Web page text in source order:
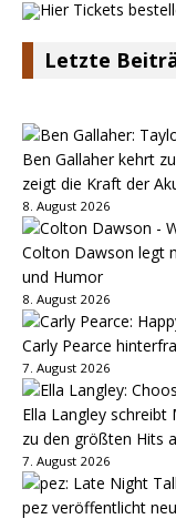
Letzte
Ben Gallaher kehrt
zeigt die Kraft der
8. August 2026
Colton Dawson legt
und Humor
8. August 2026
Carly Pearce
7. August 2026
Ella Langley schreibt
zu den größten Hits
7. August 2026
pez veröffentlicht